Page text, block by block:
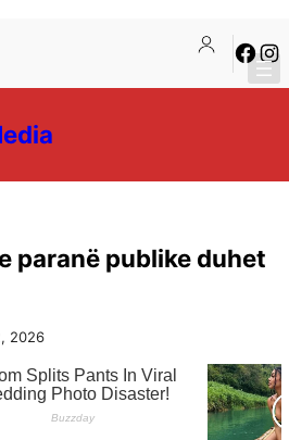
paranë publike duhet
2026